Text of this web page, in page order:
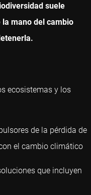
suele
mano del cambio
ecosistemas y los
de la pérdida de
el cambio climático
que incluyen